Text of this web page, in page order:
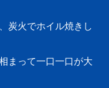
炭火でホイル焼きし
まって一口一口が大